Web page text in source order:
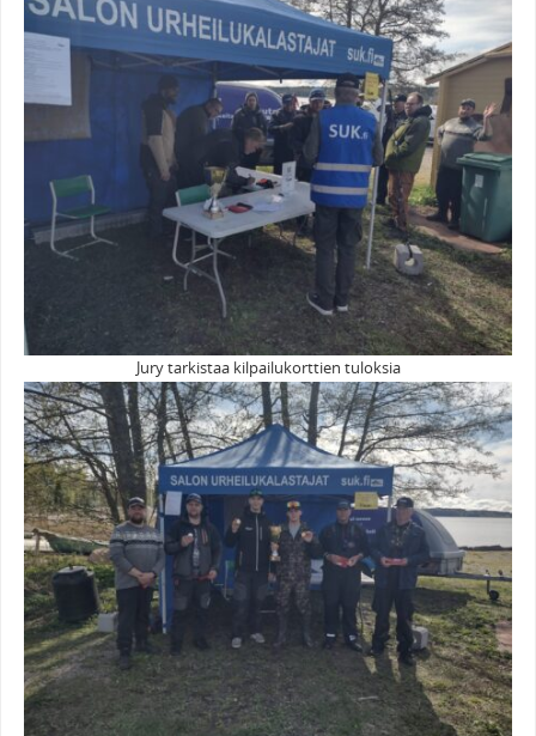
Jury tarkistaa kilpailukorttien tuloksia